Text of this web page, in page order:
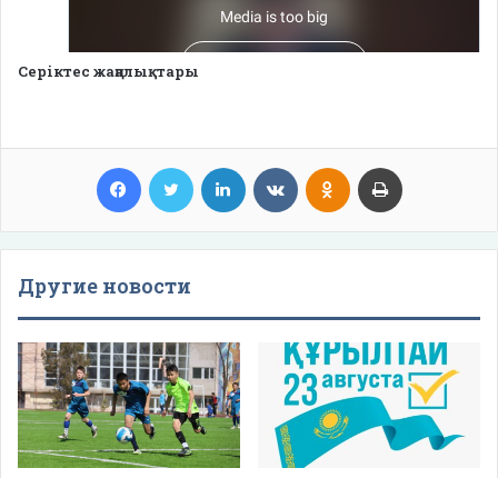
Серіктес жаңалықтары
Facebook Twitter LinkedIn VKontakteOdnoklassniki
Другие новости